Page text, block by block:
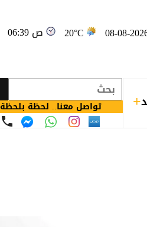
20°C 06:39 ص
تواصل معنا.. لحظة بلحظة